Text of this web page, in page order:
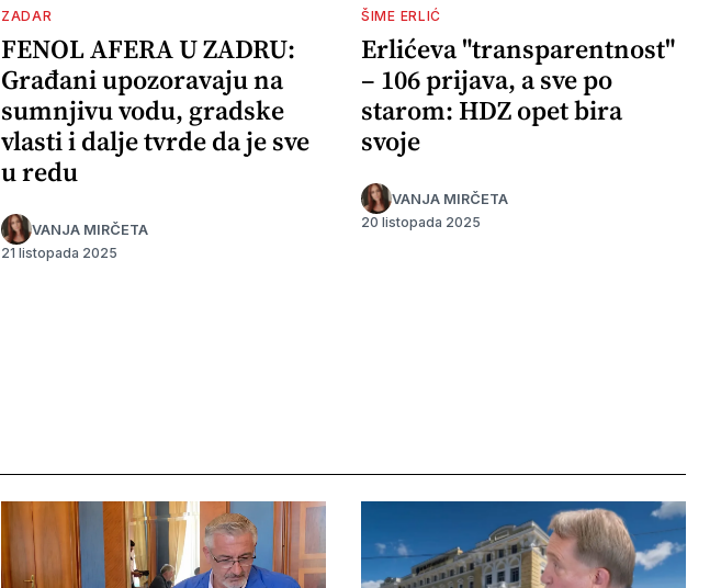
ZADAR
FENOL AFERA U ZADRU:
Građani upozoravaju na
sumnjivu vodu, gradske
vlasti i dalje tvrde da je sve
u redu
VANJA MIRČETA
21 listopada 2025
ŠIME ERLIĆ
Erlićeva "transparentnost"
– 106 prijava, a sve po
starom: HDZ opet bira
svoje
VANJA MIRČETA
20 listopada 2025